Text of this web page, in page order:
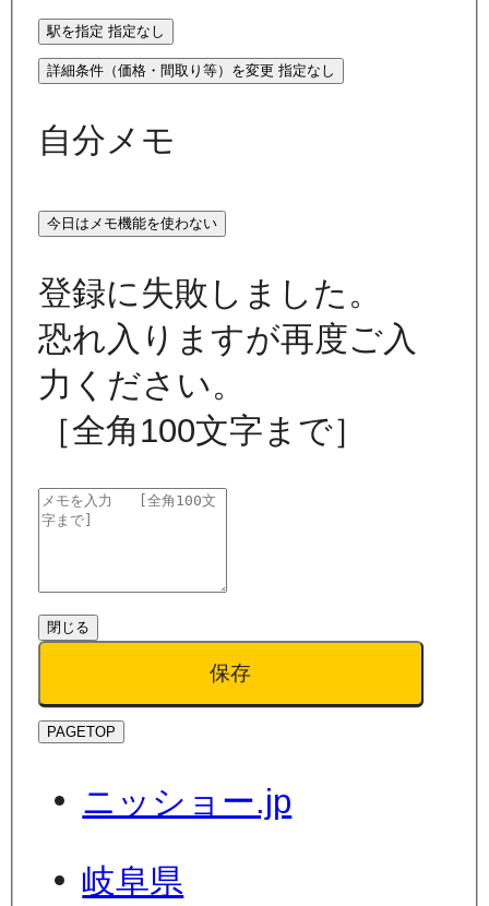
駅を指定 指定なし
詳細条件（価格・間取り等）を変更 指定なし
自分メモ
今日はメモ機能を使わない
登録に失敗しました。
恐れ入りますが再度ご入
力ください。
［全角100文字まで］
閉じる
保存
PAGETOP
ニッショー.jp
岐阜県